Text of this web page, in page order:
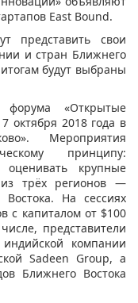
East Bound.
представить свои
и стран Ближнего
будут выбраны
«Открытые
октября 2018 года в
Мероприятия
принципу:
крупные
трёх регионов —
На сессиях
с капиталом от $100
представители
компании
Sadeen Group, а
Ближнего Востока